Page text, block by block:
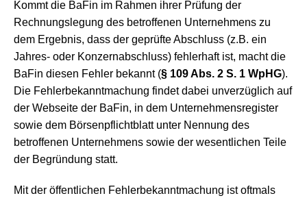
Kommt die BaFin im Rahmen ihrer Prüfung der
Rechnungslegung des betroffenen Unternehmens zu
dem Ergebnis, dass der geprüfte Abschluss (z.B. ein
Jahres- oder Konzernabschluss) fehlerhaft ist, macht die
BaFin diesen Fehler bekannt (§ 109 Abs. 2 S. 1 WpHG).
Die Fehlerbekanntmachung findet dabei unverzüglich auf
der Webseite der BaFin, in dem Unternehmensregister
sowie dem Börsenpflichtblatt unter Nennung des
betroffenen Unternehmens sowie der wesentlichen Teile
der Begründung statt.
Mit der öffentlichen Fehlerbekanntmachung ist oftmals